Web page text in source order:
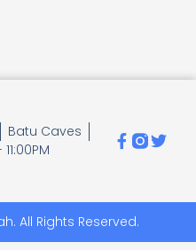
Batu Caves
All Rights Reserved.